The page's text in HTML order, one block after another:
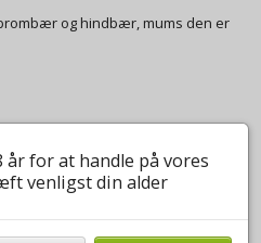
og hindbær, mums den er
for at handle på vores
venligst din alder